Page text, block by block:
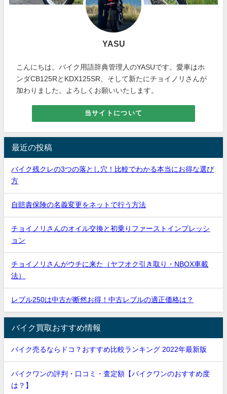
YASU
こんにちは。バイク用語辞典管理人のYASUです。愛車はホ
ンダCB125RとKDX125SR、そして新たにチョイノリさんが
加わりました。よろしくお願いいたします。
当サイトについて
最近の投稿
バイク残クレの3つの落とし穴！比較でわかる本当にお得な選び
方
自賠責保険の名義変更をネットで行う方法
チョイノリさんのオイル交換と初乗りファーストインプレッシ
ョン
チョイノリさんがウチに来た（ヤフオク引き取り・NBOX車載
法）
レブル250は中古が断然お得！中古レブルの適正価格は？
バイク買取おすすめ情報
バイク売るならドコ？おすすめ比較ランキング 2022年最新版
バイクワンの評判・口コミ・査定額【バイクワンのおすすめ度
は？】